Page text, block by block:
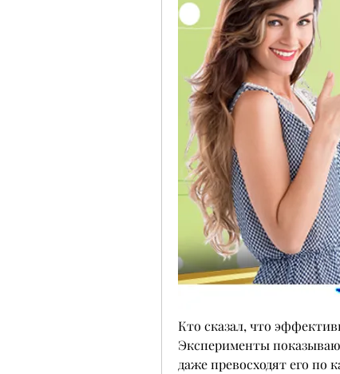
Кто сказал, что
Эксперименты
даже превосходят его по